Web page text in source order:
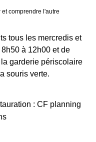
comprendre l'autre
tous les mercredis et
8h50 à 12h00 et de
garderie périscolaire
souris verte.
: CF planning